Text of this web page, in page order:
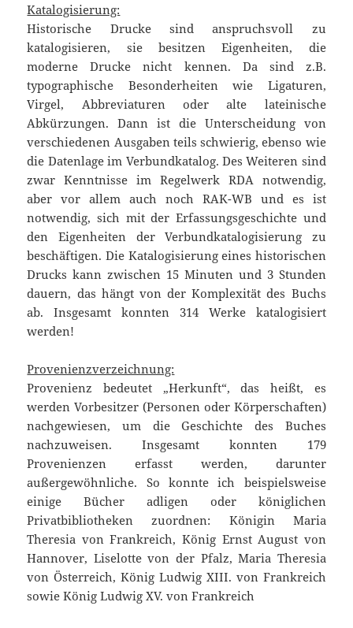
Katalogisierung:
Historische Drucke sind anspruchsvoll zu
katalogisieren, sie besitzen Eigenheiten, die
moderne Drucke nicht kennen. Da sind z.B.
typographische Besonderheiten wie Ligaturen,
Virgel, Abbreviaturen oder alte lateinische
Abkürzungen. Dann ist die Unterscheidung von
verschiedenen Ausgaben teils schwierig, ebenso wie
die Datenlage im Verbundkatalog. Des Weiteren sind
zwar Kenntnisse im Regelwerk RDA notwendig,
aber vor allem auch noch RAK-WB und es ist
notwendig, sich mit der Erfassungsgeschichte und
den Eigenheiten der Verbundkatalogisierung zu
beschäftigen. Die Katalogisierung eines historischen
Drucks kann zwischen 15 Minuten und 3 Stunden
dauern, das hängt von der Komplexität des Buchs
ab. Insgesamt konnten 314 Werke katalogisiert
werden!
Provenienzverzeichnung:
Provenienz bedeutet „Herkunft“, das heißt, es
werden Vorbesitzer (Personen oder Körperschaften)
nachgewiesen, um die Geschichte des Buches
nachzuweisen. Insgesamt konnten 179
Provenienzen erfasst werden, darunter
außergewöhnliche. So konnte ich beispielsweise
einige Bücher adligen oder königlichen
Privatbibliotheken zuordnen: Königin Maria
Theresia von Frankreich, König Ernst August von
Hannover, Liselotte von der Pfalz, Maria Theresia
von Österreich, König Ludwig XIII. von Frankreich
sowie König Ludwig XV. von Frankreich